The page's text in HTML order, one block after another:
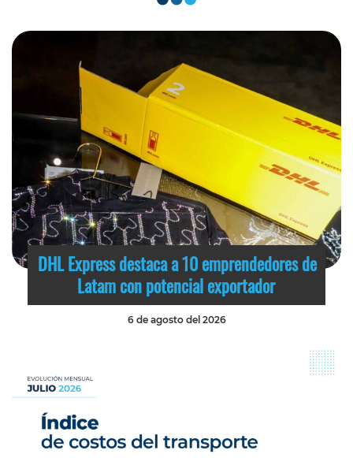
DHL Express destaca a 10 emprendedores de
Latam con potencial exportador
6 de agosto del 2026